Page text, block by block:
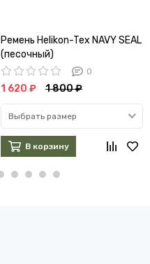
Ремень Helikon-Tex NAVY SEAL
(песочный)
0
1 620 ₽ 1 800 ₽
Выбрать размер
В корзину